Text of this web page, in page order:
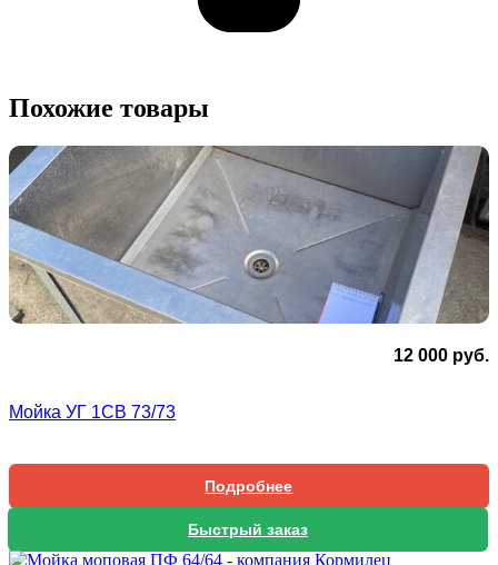
Похожие товары
12 000 руб.
Мойка УГ 1СВ 73/73
Подробнее
Быстрый заказ